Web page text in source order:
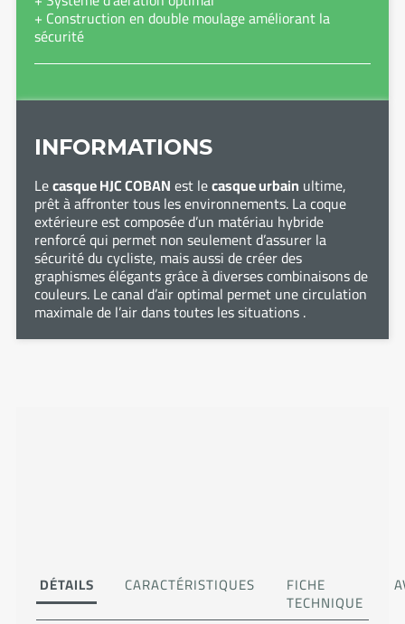
+ Construction en double moulage améliorant la
sécurité
INFORMATIONS
Lecasque HJC COBANest lecasque urbain ultime,
prêt à affronter tous les environnements. La coque
extérieure est composée d’un matériau hybride
renforcé qui permet non seulement d’assurer la
sécurité du cycliste, mais aussi de créer des
graphismes élégants grâce à diverses combinaisons de
couleurs. Le canal d’air optimal permet une circulation
maximale de l’air dans toutes les situations .
DÉTAILS CARACTÉRISTIQUES FICHE
TECHNIQUE